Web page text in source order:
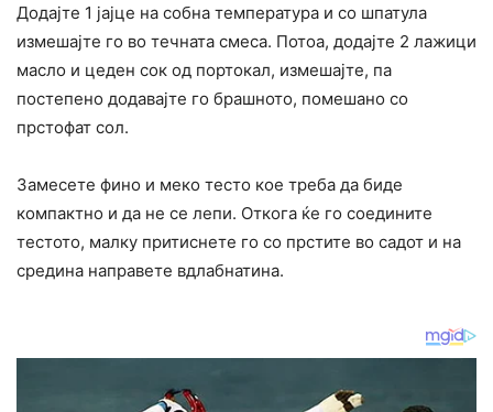
Додајте 1 јајце на собна температура и со шпатула
измешајте го во течната смеса. Потоа, додајте 2 лажици
масло и цеден сок од портокал, измешајте, па
постепено додавајте го брашното, помешано со
прстофат сол.
Замесете фино и меко тесто кое треба да биде
компактно и да не се лепи. Откога ќе го соедините
тестото, малку притиснете го со прстите во садот и на
средина направете вдлабнатина.